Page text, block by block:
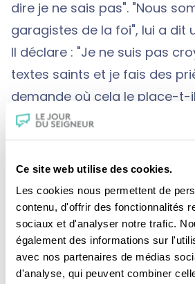
Ce site web utilise des cookies.
Les cookies nous permettent de
contenu, d'offrir des fonctionnalités
sociaux et d'analyser notre trafic.
également des informations sur
avec nos partenaires de médias
d'analyse, qui peuvent combiner
dire je ne sais pas". "Nous
garagistes de la foi", lui a dit
Il déclare : "Je ne suis pas
textes saints et je fais des
demande où cela le place-t-
"Mon moteur, ne pas mettre
discussions". Il espère "la
maillage culturel civilisé" où
continuer à manger
en désaccord.